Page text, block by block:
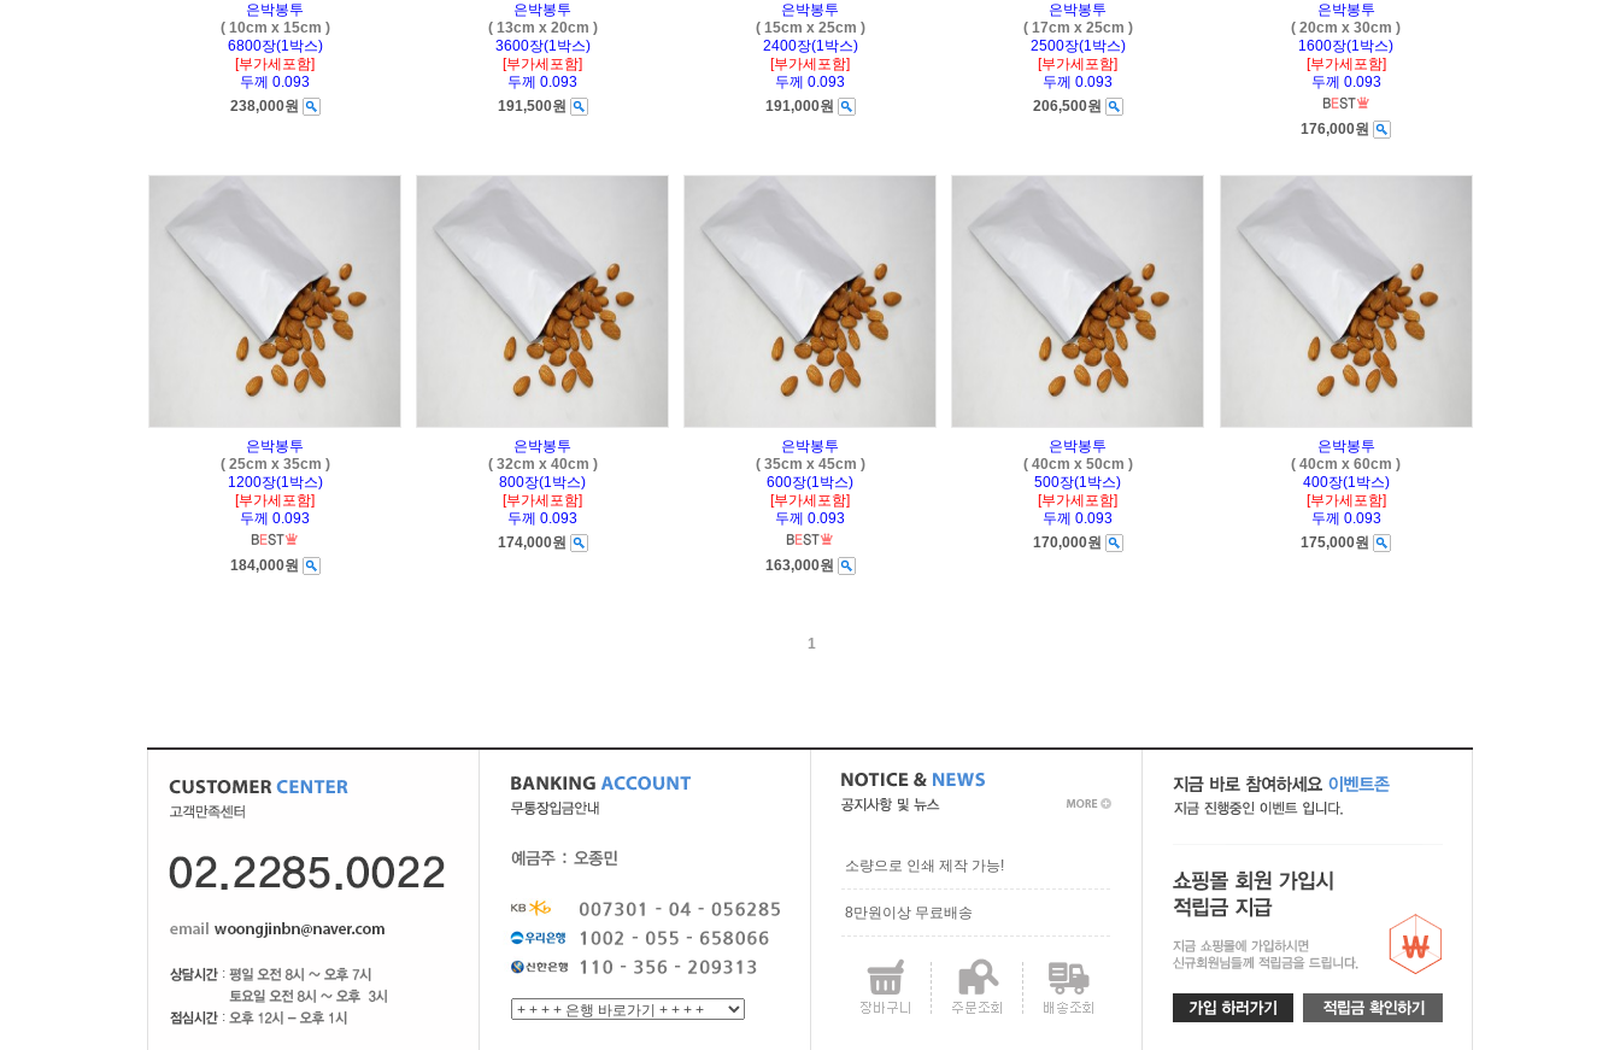
은박봉투
( 10cm x 15cm )
6800장(1박스)
[부가세포함]
두께 0.093
238,000원
은박봉투
( 13cm x 20cm )
3600장(1박스)
[부가세포함]
두께 0.093
191,500원
은박봉투
( 15cm x 25cm )
2400장(1박스)
[부가세포함]
두께 0.093
191,000원
은박봉투
( 17cm x 25cm )
2500장(1박스)
[부가세포함]
두께 0.093
206,500원
은박봉투
( 20cm x 30cm )
1600장(1박스)
[부가세포함]
두께 0.093
176,000원
은박봉투
( 25cm x 35cm )
1200장(1박스)
[부가세포함]
두께 0.093
184,000원
은박봉투
( 32cm x 40cm )
800장(1박스)
[부가세포함]
두께 0.093
174,000원
은박봉투
( 35cm x 45cm )
600장(1박스)
[부가세포함]
두께 0.093
163,000원
은박봉투
( 40cm x 50cm )
500장(1박스)
[부가세포함]
두께 0.093
170,000원
은박봉투
( 40cm x 60cm )
400장(1박스)
[부가세포함]
두께 0.093
175,000원
1
소량으로 인쇄 제작 가능!
8만원이상 무료배송